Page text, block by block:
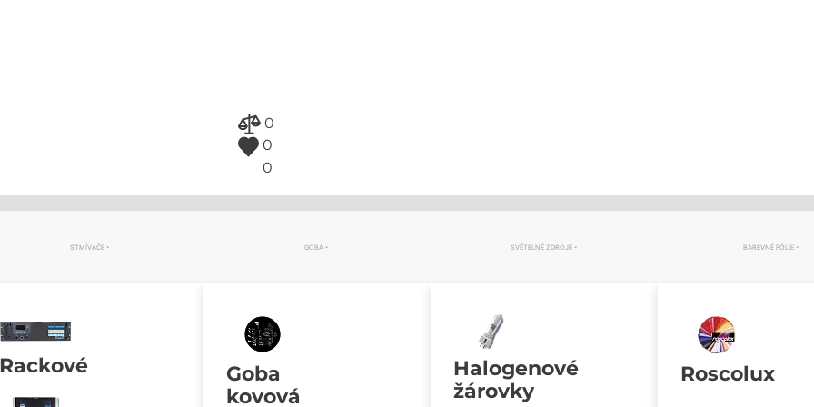
0
0
0
STMÍVAČE
Rackové
GOBA
Goba
kovová
SVĚTELNÉ ZDROJE
Halogenové
žárovky
BAREVNÉ FÓLIE
Roscolux